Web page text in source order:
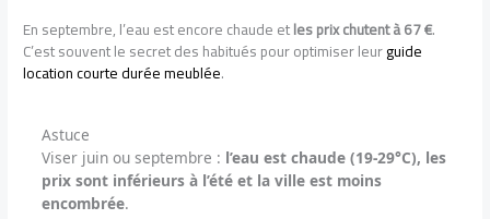
En septembre, l’eau est encore chaude etles prix chutent à 67 €.
C’est souvent le secret des habitués pour optimiser leurguide
location courte durée meublée.
Astuce
Viser juin ou septembre : l’eau est chaude (19-29°C), les
prix sont inférieurs à l’été et la ville est moins
encombrée.